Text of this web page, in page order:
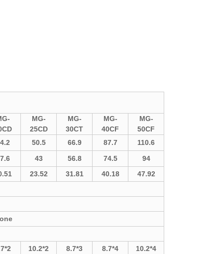
MG-
25CD
MG-
30CT
MG-
40CF
MG-
50CF
50.5 66.9 87.7
110.6
43 56.8 74.5
94
23.52 31.81 40.18
47.92
10.2*2 8.7*3 8.7*4 10.2*4